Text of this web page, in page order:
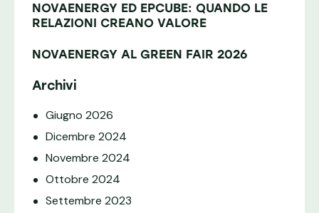
NOVAENERGY ED EPCUBE: QUANDO LE
RELAZIONI CREANO VALORE
NOVAENERGY AL GREEN FAIR 2026
Archivi
Giugno2026
Dicembre2024
Novembre2024
Ottobre2024
Settembre2023